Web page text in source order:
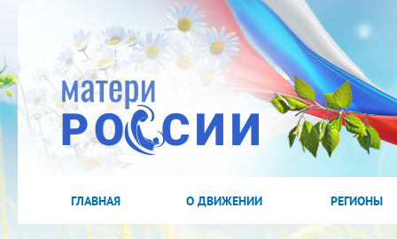
ГЛАВНАЯ О ДВИЖЕНИИ РЕГИОНЫ